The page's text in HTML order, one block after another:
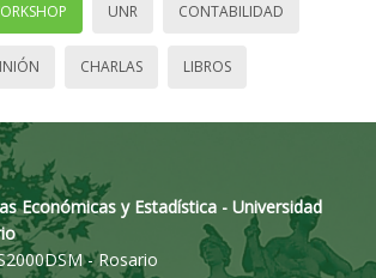
UNR CONTABILIDAD
CHARLAS LIBROS
Económicas y Estadística - Universidad
- Rosario